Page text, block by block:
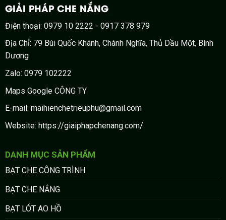
GIẢI PHÁP CHE NẮNG
Điện thoại: 0979 10 2222 - 0917 378 979
Địa Chỉ: 79 Bùi Quốc Khánh, Chánh Nghĩa, Thủ Dầu Một, Bình
Dương
Zalo: 0979 102222
Maps Google CÔNG TY
E-mail: maihienchetrieuphu@gmail.com
Website: https://giaiphapchenang.com/
DANH MỤC SẢN PHẨM
BẠT CHE CÔNG TRÌNH
BẠT CHE NẮNG
BẠT LÓT AO HỒ